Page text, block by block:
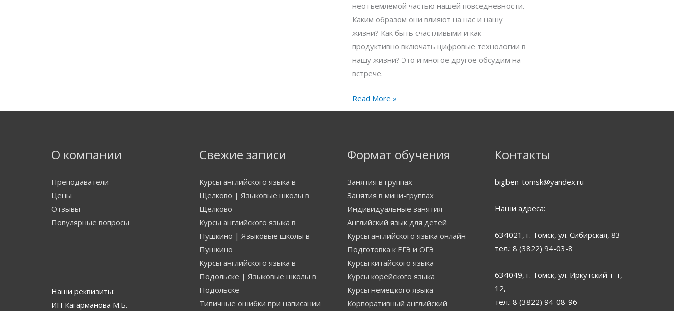
неотъемлемой частью нашей повседневности.
Каким образом они влияют на нас и нашу
жизни? Как быть счастливыми и как
продуктивно включать цифровые технологии в
нашу жизни? Это и многое другое обсудим на
встрече.
Read More »
О компании
Преподаватели
Цены
Отзывы
Популярные вопросы
Наши реквизиты:
ИП Кагарманова М.Б.
Свежие записи
Курсы английского языка в
Щелково | Языковые школы в
Щелково
Курсы английского языка в
Пушкино | Языковые школы в
Пушкино
Курсы английского языка в
Подольске | Языковые школы в
Подольске
Типичные ошибки при написании
Формат обучения
Занятия в группах
Занятия в мини-группах
Индивидуальные занятия
Английский язык для детей
Курсы английского языка онлайн
Подготовка к ЕГЭ и ОГЭ
Курсы китайского языка
Курсы корейского языка
Курсы немецкого языка
Корпоративный английский
Контакты
bigben-tomsk@yandex.ru
Наши адреса:
634021, г. Томск, ул. Сибирская, 83
тел.: 8 (3822) 94-03-8
634049, г. Томск, ул. Иркутский т-т,
12,
тел.: 8 (3822) 94-08-96